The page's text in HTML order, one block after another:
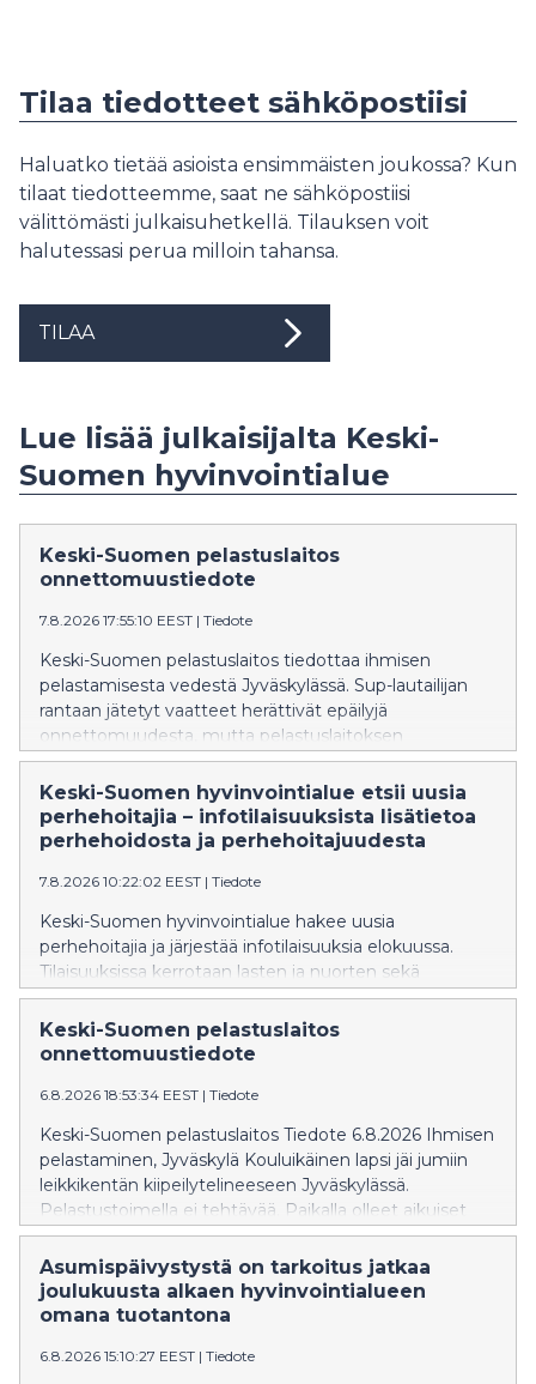
Tilaa tiedotteet sähköpostiisi
Haluatko tietää asioista ensimmäisten joukossa? Kun
tilaat tiedotteemme, saat ne sähköpostiisi
välittömästi julkaisuhetkellä. Tilauksen voit
halutessasi perua milloin tahansa.
TILAA
Lue lisää julkaisijalta Keski-
Suomen hyvinvointialue
Keski-Suomen pelastuslaitos
onnettomuustiedote
7.8.2026 17:55:10 EEST | Tiedote
Keski-Suomen pelastuslaitos tiedottaa ihmisen
pelastamisesta vedestä Jyväskylässä. Sup-lautailijan
rantaan jätetyt vaatteet herättivät epäilyjä
onnettomuudesta, mutta pelastuslaitoksen
tiedustelulla todettiin, ettei kukaan ollut veden varassa.
Pelastustoimia ei tarvittu.
Keski-Suomen hyvinvointialue etsii uusia
perhehoitajia – infotilaisuuksista lisätietoa
perhehoidosta ja perhehoitajuudesta
7.8.2026 10:22:02 EEST | Tiedote
Keski-Suomen hyvinvointialue hakee uusia
perhehoitajia ja järjestää infotilaisuuksia elokuussa.
Tilaisuuksissa kerrotaan lasten ja nuorten sekä
vammaisten lasten, nuorten ja aikuisten
perhehoidosta. Ilmoittaudu etätilaisuuksiin etukäteen
sähköpostitse. Seuraavat valmennukset alkavat
Keski-Suomen pelastuslaitos
onnettomuustiedote
6.8.2026 18:53:34 EEST | Tiedote
Keski-Suomen pelastuslaitos Tiedote 6.8.2026 Ihmisen
pelastaminen, Jyväskylä Kouluikäinen lapsi jäi jumiin
leikkikentän kiipeilytelineeseen Jyväskylässä.
Pelastustoimella ei tehtävää. Paikalla olleet aikuiset
olivat auttaneet lapsen alas telineestä. Pelastustoimi ei
tiedota asiasta enempää.
Asumispäivystystä on tarkoitus jatkaa
joulukuusta alkaen hyvinvointialueen
omana tuotantona
6.8.2026 15:10:27 EEST | Tiedote